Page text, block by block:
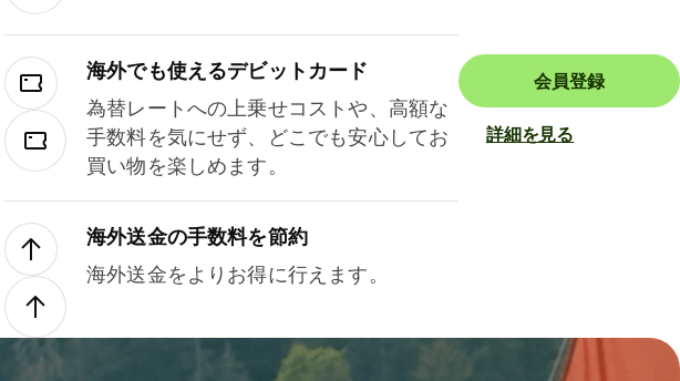
海外でも使えるデビットカード
為替レートへの上乗せコストや、高額な
手数料を気にせず、どこでも安心してお
買い物を楽しめます。
海外送金の手数料を節約
海外送金をよりお得に行えます。
会員登録
詳細を見る